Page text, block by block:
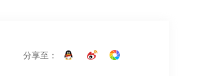
分享至：